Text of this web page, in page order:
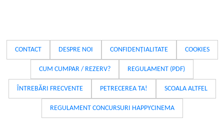
CONTACT DESPRE NOI CONFIDENȚIALITATE COOKIES
CUM CUMPAR / REZERV? REGULAMENT (PDF)
ÎNTREBĂRI FRECVENTE PETRECEREA TA! SCOALA ALTFEL
REGULAMENT CONCURSURI HAPPYCINEMA